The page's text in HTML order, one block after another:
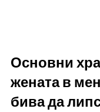
Основни
жената в
бива да